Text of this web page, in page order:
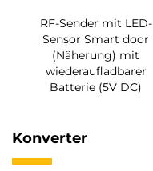
RF-Sender mit LED-
Sensor Smart door
(Näherung) mit
wiederaufladbarer
Batterie (5V DC)
Konverter